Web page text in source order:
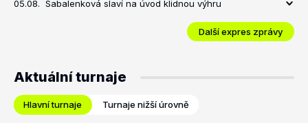
05.08. Sabalenková slaví na úvod klidnou výhru
Další expres zprávy
Aktuální turnaje
Hlavní turnaje Turnaje nižší úrovně